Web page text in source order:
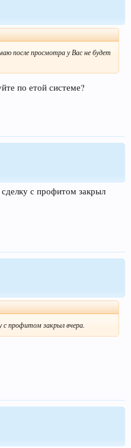
после просмотра у Вас не будет
по етой системе?
с профитом закрыл
с профитом закрыл вчера.